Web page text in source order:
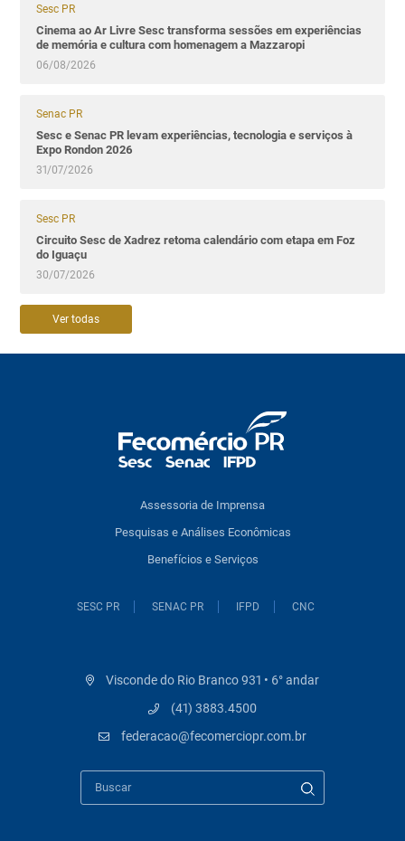
Sesc PR
Cinema ao Ar Livre Sesc transforma sessões em experiências
de memória e cultura com homenagem a Mazzaropi
06/08/2026
Senac PR
Sesc e Senac PR levam experiências, tecnologia e serviços à
Expo Rondon 2026
31/07/2026
Sesc PR
Circuito Sesc de Xadrez retoma calendário com etapa em Foz
do Iguaçu
30/07/2026
Ver todas
Assessoria de Imprensa
Pesquisas e Análises Econômicas
Benefícios e Serviços
SESC PR SENAC PR IFPD CNC
Visconde do Rio Branco 931 • 6° andar
(41) 3883.4500
federacao@fecomerciopr.com.br